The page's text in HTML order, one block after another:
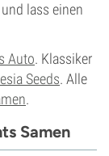
lass einen
Auto. Klassiker
Seeds. Alle
.
Samen